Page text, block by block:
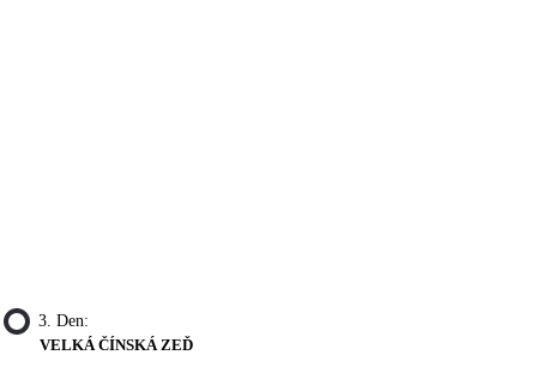
3. Den:
VELKÁ ČÍNSKÁ ZEĎ